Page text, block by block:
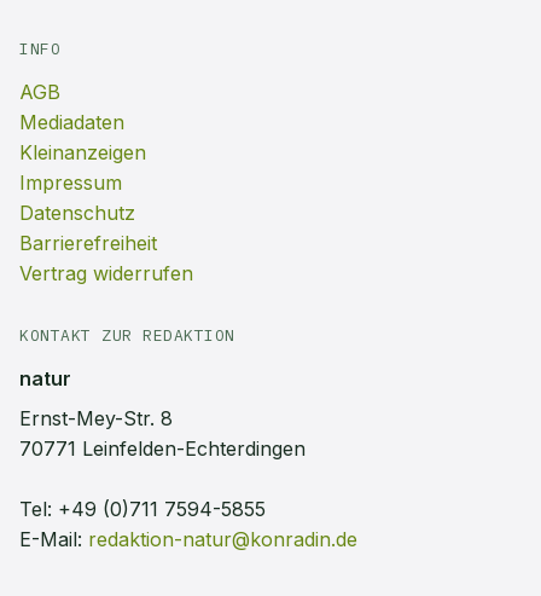
INFO
AGB
Mediadaten
Kleinanzeigen
Impressum
Datenschutz
Barrierefreiheit
Vertrag widerrufen
KONTAKT ZUR REDAKTION
natur
Ernst-Mey-Str. 8
70771 Leinfelden-Echterdingen
Tel: +49 (0)711 7594-5855
E-Mail: redaktion-natur@konradin.de